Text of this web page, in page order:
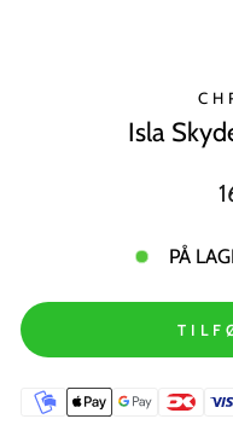
Isla
PÅ